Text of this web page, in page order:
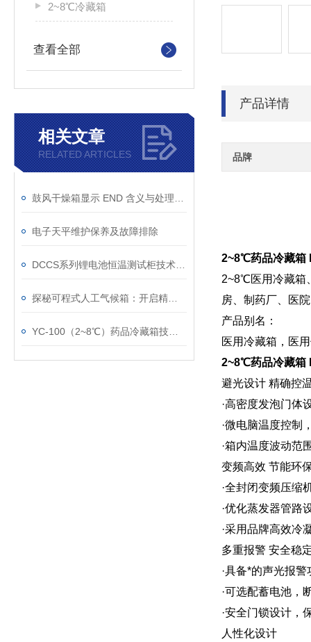
2~8℃冷藏箱
查看全部
相关文章
RELATED ARTICLES
电子天平维护保养及故障排除
产品详情
品牌
2~8℃药品冷藏箱
2~8℃医用冷藏箱
房、制药厂、医
产品别名：
医用冷藏箱，医
2~8℃药品冷藏箱
避光设计 精确控
·高密度发泡门体
·微电脑温度控制
·箱内温度波动
变频高效 节能环
·全封闭变频压缩
·优化蒸发器管路
·采用品牌高效冷
多重报警 安全稳
·具备*的声光报
·可选配蓄电池，
·安全门锁设计，
人性化设计